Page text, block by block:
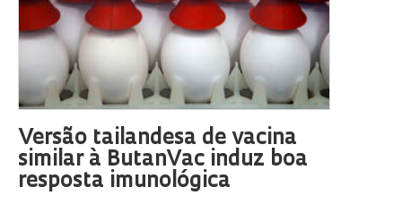
Versão tailandesa de vacina
similar à ButanVac induz boa
resposta imunológica